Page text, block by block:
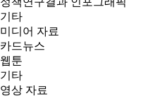
기타
미디어 자료
카드뉴스
웹툰
기타
영상 자료